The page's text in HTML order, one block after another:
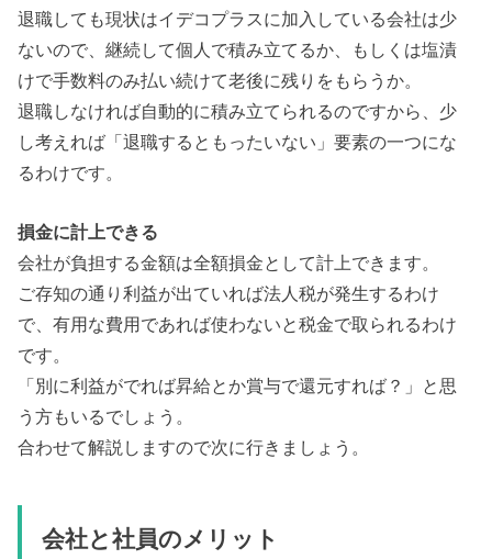
退職しても現状はイデコプラスに加入している会社は少
ないので、継続して個人で積み立てるか、もしくは塩漬
けで手数料のみ払い続けて老後に残りをもらうか。
退職しなければ自動的に積み立てられるのですから、少
し考えれば「退職するともったいない」要素の一つにな
るわけです。
損金に計上できる
会社が負担する金額は全額損金として計上できます。
ご存知の通り利益が出ていれば法人税が発生するわけ
で、有用な費用であれば使わないと税金で取られるわけ
です。
「別に利益がでれば昇給とか賞与で還元すれば？」と思
う方もいるでしょう。
合わせて解説しますので次に行きましょう。
会社と社員のメリット